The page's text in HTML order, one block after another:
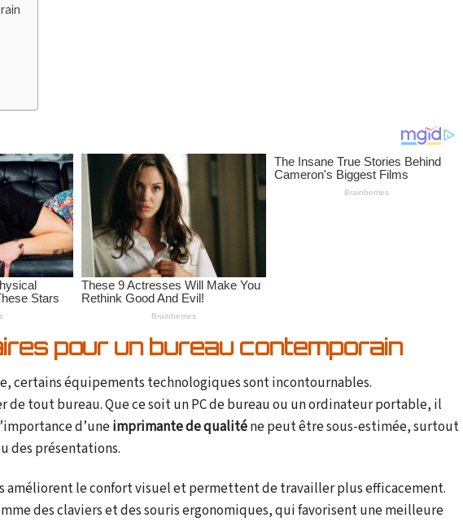
pour un bureau contemporain
certains équipements technologiques sont incontournables.
de tout bureau. Que ce soit un PC de bureau ou un ordinateur portable, il
d’uneimprimante de qualiténe peut être sous-estimée, surtout
des présentations.
améliorent le confort visuel et permettent de travailler plus efficacement.
des claviers et des souris ergonomiques, qui favorisent une meilleure